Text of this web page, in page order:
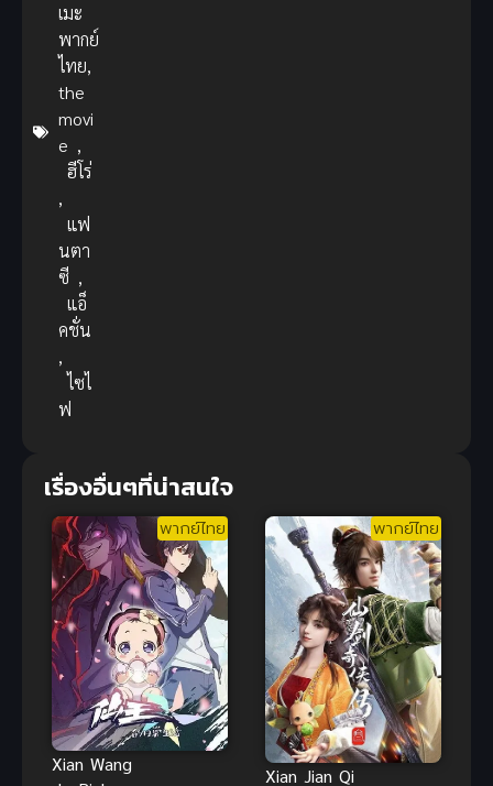
เมะ
พากย์
ไทย,
the
movi
e ,
ฮีโร่
,
แฟ
นตา
ซี ,
แอ็
คชั่น
,
ไซไ
ฟ
เรื่องอื่นๆที่น่าสนใจ
พากย์ไทย
Xian Wang
พากย์ไทย
Xian Jian Qi